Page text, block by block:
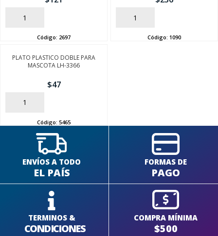
AÑADIR
Código: 2697
AÑADIR
Código: 1090
PLATO PLASTICO DOBLE PARA
MASCOTA LH-3366
$47
AÑADIR
Código: 5465
ENVÍOS A TODO
EL PAÍS
FORMAS DE
PAGO
TERMINOS &
CONDICIONES
COMPRA MÍNIMA
$500